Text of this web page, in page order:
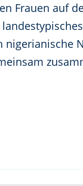
Frauen auf
nigerianische